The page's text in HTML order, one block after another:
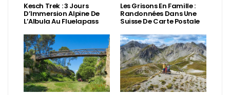
Kesch Trek : 3 Jours
D’Immersion Alpine De
L’Albula Au Fluelapass
Les Grisons En Famille :
Randonnées Dans Une
Suisse De Carte Postale